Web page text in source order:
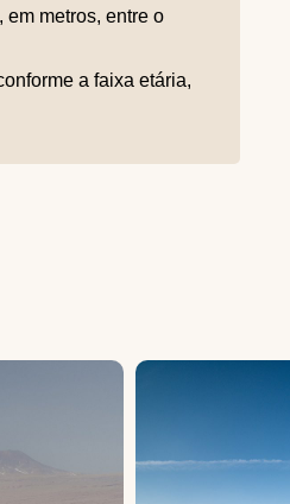
em metros, entre o
a faixa etária,